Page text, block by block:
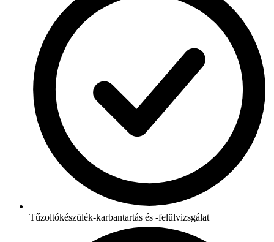
Tűzoltókészülék-karbantartás és -felülvizsgálat